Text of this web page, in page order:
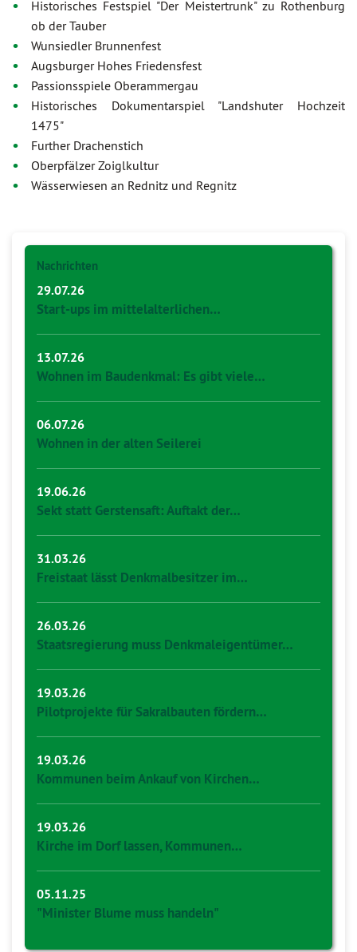
Historisches Festspiel "Der Meistertrunk" zu Rothenburg
ob der Tauber
Wunsiedler Brunnenfest
Augsburger Hohes Friedensfest
Passionsspiele Oberammergau
Historisches Dokumentarspiel "Landshuter Hochzeit
1475"
Further Drachenstich
Oberpfälzer Zoiglkultur
Wässerwiesen an Rednitz und Regnitz
Nachrichten
29.07.26
Start-ups im mittelalterlichen…
13.07.26
Wohnen im Baudenkmal: Es gibt viele…
06.07.26
Wohnen in der alten Seilerei
19.06.26
Sekt statt Gerstensaft: Auftakt der…
31.03.26
Freistaat lässt Denkmalbesitzer im…
26.03.26
Staatsregierung muss Denkmaleigentümer…
19.03.26
Pilotprojekte für Sakralbauten fördern…
19.03.26
Kommunen beim Ankauf von Kirchen…
19.03.26
Kirche im Dorf lassen, Kommunen…
05.11.25
"Minister Blume muss handeln"